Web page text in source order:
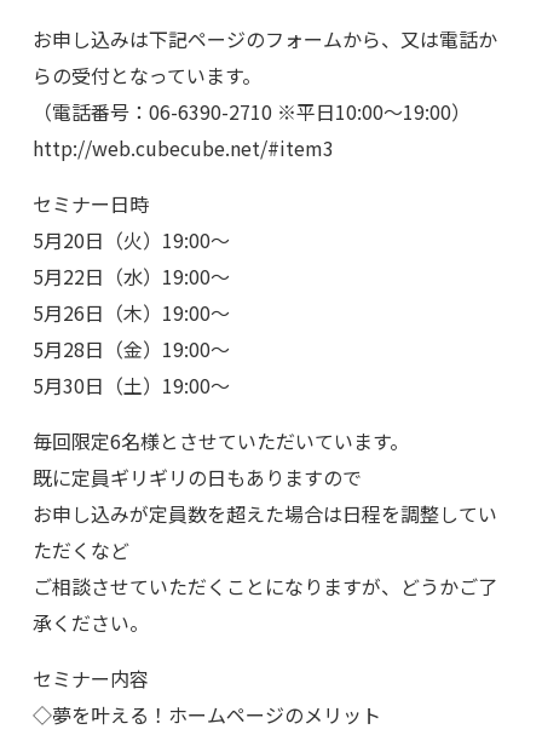
お申し込みは下記ページのフォームから、又は電話か
らの受付となっています。
（電話番号：06-6390-2710 ※平日10:00～19:00）
http://web.cubecube.net/#item3
セミナー日時
5月20日（火）19:00～
5月22日（水）19:00～
5月26日（木）19:00～
5月28日（金）19:00～
5月30日（土）19:00～
毎回限定6名様とさせていただいています。
既に定員ギリギリの日もありますので
お申し込みが定員数を超えた場合は日程を調整してい
ただくなど
ご相談させていただくことになりますが、どうかご了
承ください。
セミナー内容
◇夢を叶える！ホームページのメリット